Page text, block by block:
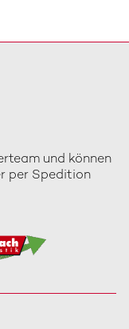
und können
per Spedition